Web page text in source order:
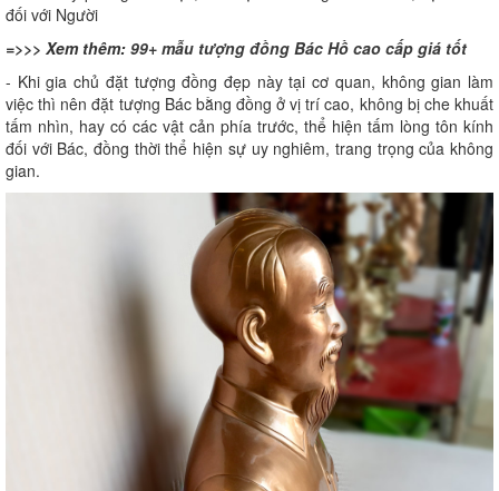
đối với Người
=>>> Xem thêm: 99+ mẫu tượng đồng Bác Hồ cao cấp giá tốt
- Khi gia chủ đặt tượng đồng đẹp này tại cơ quan, không gian làm
việc thì nên đặt tượng Bác bằng đồng ở vị trí cao, không bị che khuất
tấm nhìn, hay có các vật cản phía trước, thể hiện tấm lòng tôn kính
đối với Bác, đồng thời thể hiện sự uy nghiêm, trang trọng của không
gian.